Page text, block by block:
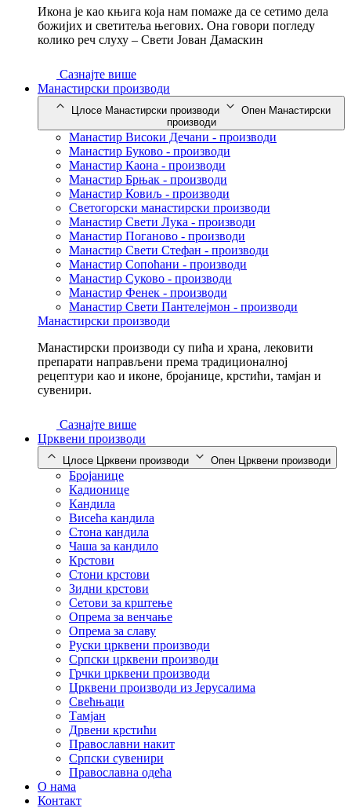
Икона је као књига која нам помаже да се сетимо дела
божијих и светитеља његових. Она говори погледу
колико реч слуху – Свети Јован Дамаскин
Сазнајте више
Манастирски производи
Цлосе Манастирски производи
Опен Манастирски
производи
Манастир Високи Дечани - производи
Манастир Буково - производи
Манастир Каона - производи
Манастир Брњак - производи
Манастир Ковиљ - производи
Светогорски манастирски производи
Манастир Свети Лука - производи
Манастир Поганово - производи
Манастир Свети Стефан - производи
Манастир Сопоћани - производи
Манастир Суково - производи
Манастир Фенек - производи
Манастир Свети Пантелејмон - производи
Манастирски производи
Манастирски производи су пића и храна, лековити
препарати направљени према традиционалној
рецептури као и иконе, бројанице, крстићи, тамјан и
сувенири.
Сазнајте више
Црквени производи
Цлосе Црквени производи Опен Црквени производи
Бројанице
Кадионице
Кандила
Висећа кандила
Стона кандила
Чаша за кандило
Крстови
Стони крстови
Зидни крстови
Сетови за крштење
Опрема за венчање
Опрема за славу
Руски црквени производи
Српски црквени производи
Грчки црквени производи
Црквени производи из Јерусалима
Свећњаци
Тамјан
Дрвени крстићи
Православни накит
Српски сувенири
Православна одећа
О нама
Контакт